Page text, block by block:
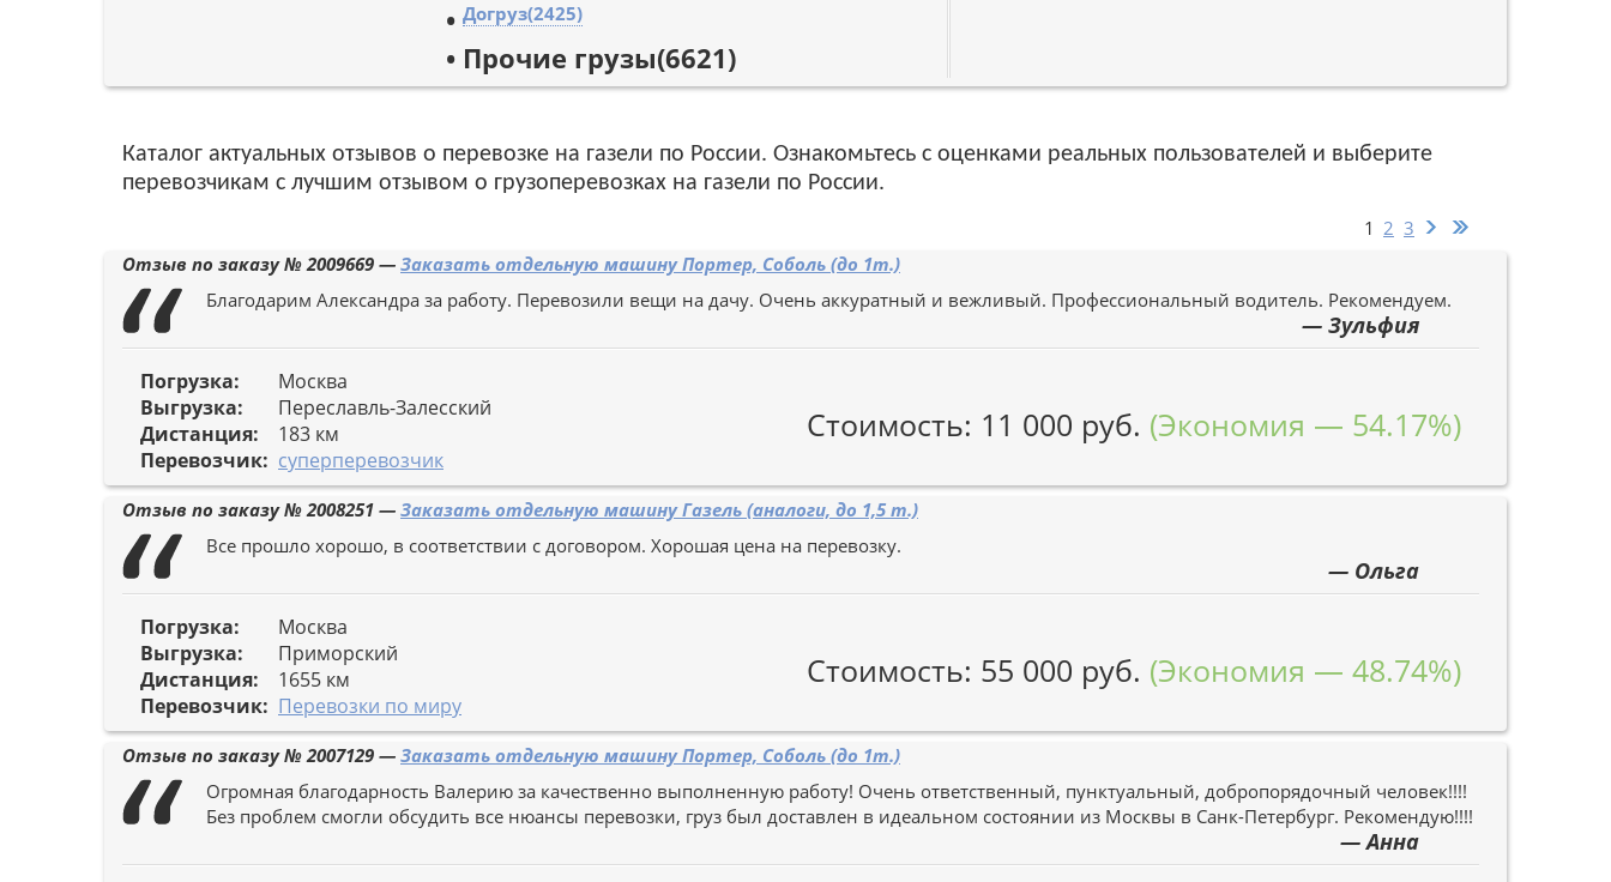
• Догруз(2425)
• Прочие грузы(6621)
Каталог актуальных отзывов о перевозке на газели по России. Ознакомьтесь с оценками реальных пользователей и выберите
перевозчикам с лучшим отзывом о грузоперевозках на газели по России.
1 2 3
Отзыв по заказу №2009669 — Заказать отдельную машину Портер, Соболь (до 1т.)
Благодарим Александра за работу. Перевозили вещи на дачу. Очень аккуратный и вежливый. Профессиональный водитель. Рекомендуем.
— Зульфия
Погрузка:
Москва
Выгрузка:
Переславль-Залесский
Дистанция:
183 км
Перевозчик: суперперевозчик
Стоимость: 11 000 руб. (Экономия — 54.17%)
Отзыв по заказу №2008251 — Заказать отдельную машину Газель (аналоги, до 1,5 т.)
Все прошло хорошо, в соответствии с договором. Хорошая цена на перевозку.
— Ольга
Погрузка:
Москва
Выгрузка:
Приморский
Дистанция:
1655 км
Перевозчик: Перевозки по миру
Стоимость: 55 000 руб. (Экономия — 48.74%)
Отзыв по заказу №2007129 — Заказать отдельную машину Портер, Соболь (до 1т.)
Огромная благодарность Валерию за качественно выполненную работу! Очень ответственный, пунктуальный, добропорядочный человек!!!!
Без проблем смогли обсудить все нюансы перевозки, груз был доставлен в идеальном состоянии из Москвы в Санк-Петербург. Рекомендую!!!!
— Анна